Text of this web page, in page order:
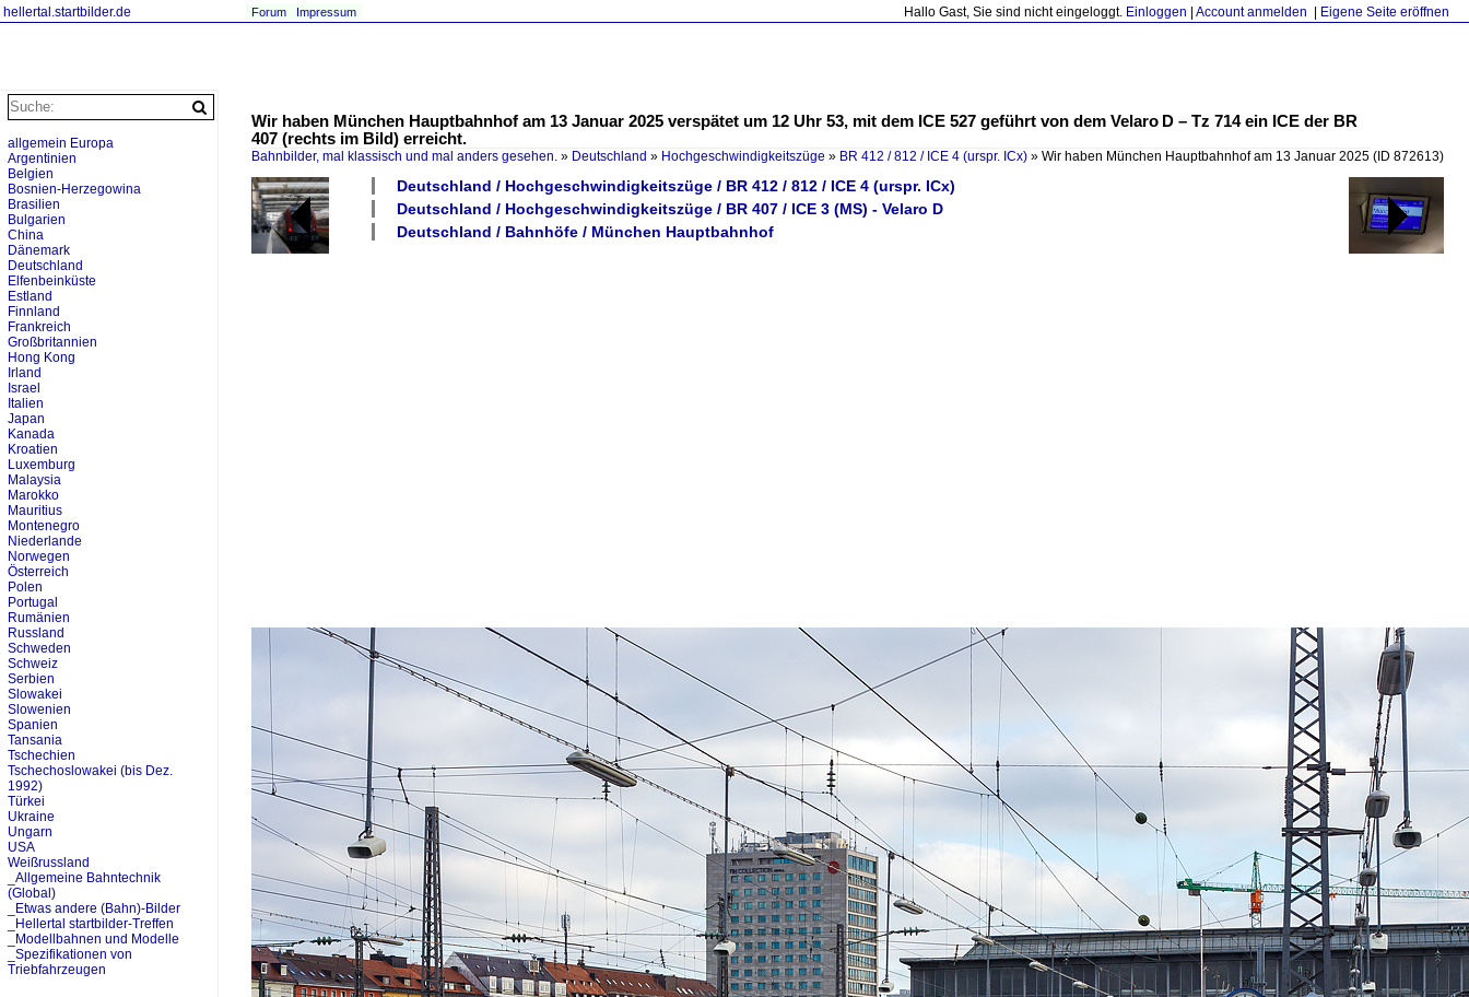
hellertal.startbilder.de Hallo Gast, Sie sind nicht eingeloggt. Einloggen Account anmelden Eigene Seite eröffnen
Forum Impressum
Wir haben München Hauptbahnhof am 13 Januar 2025 verspätet um 12 Uhr 53, mit dem ICE 527 geführt von dem Velaro D – Tz 714 ein ICE der BR
407 (rechts im Bild) erreicht.
Bahnbilder, mal klassisch und mal anders gesehen. » Deutschland » Hochgeschwindigkeitszüge » BR 412 / 812 / ICE 4 (urspr. ICx) » Wir haben München Hauptbahnhof am 13 Januar 2025 (ID 872613)
Deutschland / Hochgeschwindigkeitszüge / BR 412 / 812 / ICE 4 (urspr. ICx)
Deutschland / Hochgeschwindigkeitszüge / BR 407 / ICE 3 (MS) - Velaro D
Deutschland / Bahnhöfe / München Hauptbahnhof
allgemein Europa
Argentinien
Belgien
Bosnien-Herzegowina
Brasilien
Bulgarien
China
Dänemark
Deutschland
Elfenbeinküste
Estland
Finnland
Frankreich
Großbritannien
Hong Kong
Irland
Israel
Italien
Japan
Kanada
Kroatien
Luxemburg
Malaysia
Marokko
Mauritius
Montenegro
Niederlande
Norwegen
Österreich
Polen
Portugal
Rumänien
Russland
Schweden
Schweiz
Serbien
Slowakei
Slowenien
Spanien
Tansania
Tschechien
Tschechoslowakei (bis Dez.
1992)
Türkei
Ukraine
Ungarn
USA
Weißrussland
_Allgemeine Bahntechnik
(Global)
_Etwas andere (Bahn)-Bilder
_Hellertal startbilder-Treffen
_Modellbahnen und Modelle
_Spezifikationen von
Triebfahrzeugen